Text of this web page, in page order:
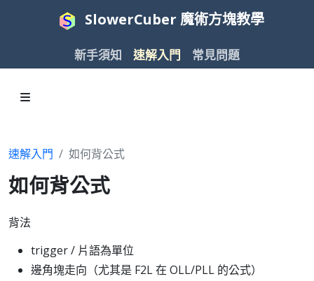
SlowerCuber 魔術方塊教學
新手須知 速解入門 常見問題
速解入門 如何背公式
如何背公式
背法
trigger / 片語為單位
邊角塊走向（尤其是 F2L 在 OLL/PLL 的公式）